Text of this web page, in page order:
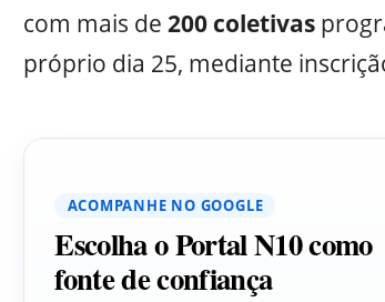
com mais de 200 coletivas
próprio dia 25, mediante
ACOMPANHE NO GOOGLE
Escolha o Portal N10 como
fonte de confiança